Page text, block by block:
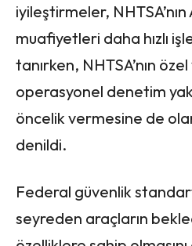
iyileştirmeler,
muafiyetleri daha hızlı
tanırken, NHTSA’nın
operasyonel denetim
öncelik vermesine de
denildi.
Federal güvenlik
seyreden araçların